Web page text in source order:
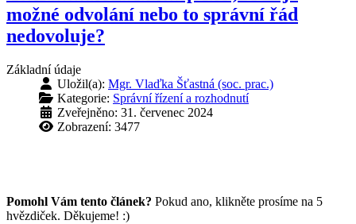
možné odvolání nebo to správní řád
nedovoluje?
Základní údaje
Uložil(a): Mgr. Vlaďka Šťastná (soc. prac.)
Kategorie: Správní řízení a rozhodnutí
Zveřejněno: 31. červenec 2024
Zobrazení: 3477
Pomohl Vám tento článek? Pokud ano, klikněte prosíme na 5
hvězdiček. Děkujeme! :)